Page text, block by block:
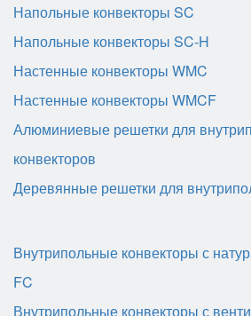
Напольные конвекторы SC
Напольные конвекторы SC-H
Настенные конвекторы WMC
Настенные конвекторы WMCF
Алюминиевые решетки для
конвекторов
Деревянные решетки для
Внутрипольные конвекторы с
FC
Внутрипольные конвекторы с